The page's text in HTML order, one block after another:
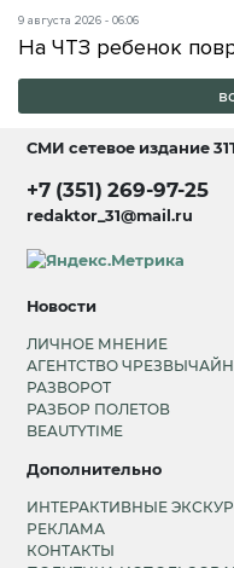
9 августа 2026 - 06:06
На ЧТЗ ребенок
СМИ сетевое издание
+7 (351) 269-97-25
redaktor_31@mail.ru
Новости
ЛИЧНОЕ МНЕНИЕ
АГЕНТСТВО
РАЗВОРОТ
РАЗБОР ПОЛЕТОВ
BEAUTYTIME
Дополнительно
ИНТЕРАКТИВНЫЕ
РЕКЛАМА
КОНТАКТЫ